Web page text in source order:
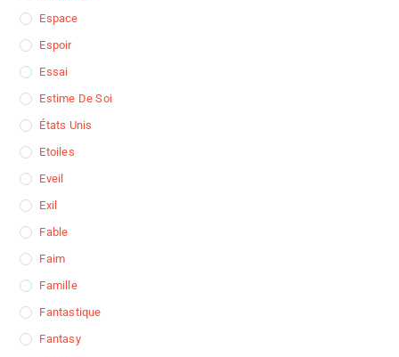
Espace
Espoir
Essai
Estime De Soi
États Unis
Etoiles
Eveil
Exil
Fable
Faim
Famille
Fantastique
Fantasy